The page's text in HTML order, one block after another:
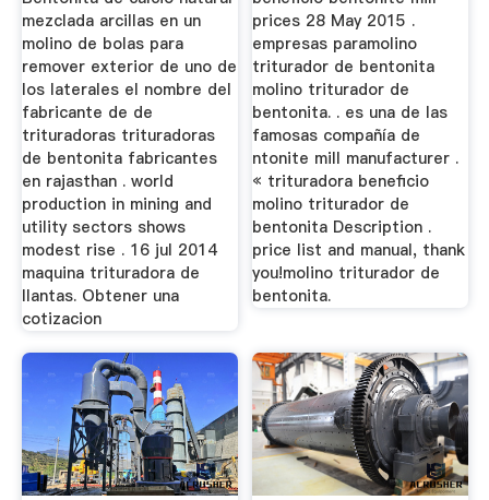
mezclada arcillas en un
molino de bolas para
remover exterior de uno de
los laterales el nombre del
fabricante de de
trituradoras trituradoras
de bentonita fabricantes
en rajasthan . world
production in mining and
utility sectors shows
modest rise . 16 jul 2014
maquina trituradora de
llantas. Obtener una
cotizacion
prices 28 May 2015 .
empresas paramolino
triturador de bentonita
molino triturador de
bentonita. . es una de las
famosas compañía de
ntonite mill manufacturer .
« trituradora beneficio
molino triturador de
bentonita Description .
price list and manual, thank
you!molino triturador de
bentonita.